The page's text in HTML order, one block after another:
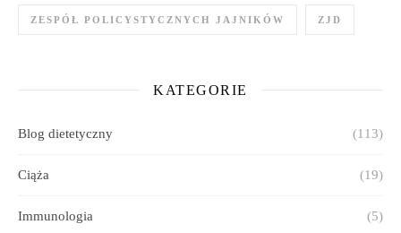
ZESPÓŁ POLICYSTYCZNYCH JAJNIKÓW ZJD
KATEGORIE
Blog dietetyczny (113)
Ciąża (19)
Immunologia (5)